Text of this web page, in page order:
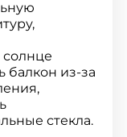
балкон из-за
стекла.